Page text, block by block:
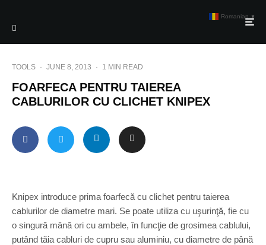
TOOLS · JUNE 8, 2013 · 1 MIN READ
FOARFECA PENTRU TAIEREA
CABLURILOR CU CLICHET KNIPEX
Knipex introduce prima foarfecă cu clichet pentru taierea
cablurilor de diametre mari. Se poate utiliza cu uşurinţă, fie cu
o singură mână ori cu ambele, în funcţie de grosimea cablului,
putând tăia cabluri de cupru sau aluminiu, cu diametre de până
Romanian ▼